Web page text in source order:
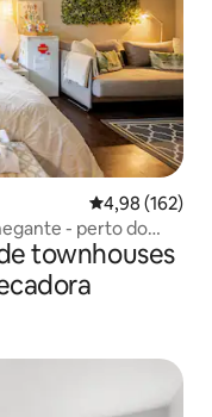
4,98 de uma
4,98 (162)
- perto do
townhouses